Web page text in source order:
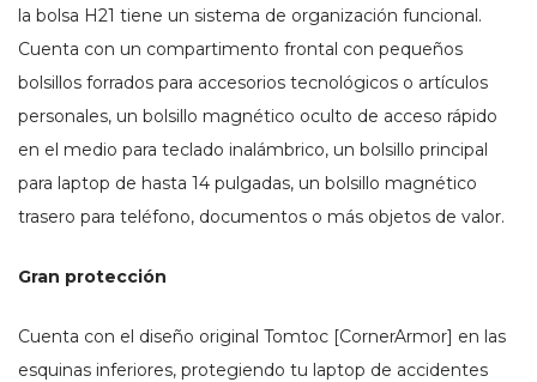
la bolsa H21 tiene un sistema de organización funcional.
Cuenta con un compartimento frontal con pequeños
bolsillos forrados para accesorios tecnológicos o artículos
personales, un bolsillo magnético oculto de acceso rápido
en el medio para teclado inalámbrico, un bolsillo principal
para laptop de hasta 14 pulgadas, un bolsillo magnético
trasero para teléfono, documentos o más objetos de valor.
Gran protección
Cuenta con el diseño original Tomtoc [CornerArmor] en las
esquinas inferiores, protegiendo tu laptop de accidentes